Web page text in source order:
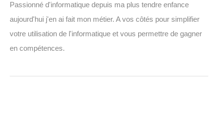
Passionné d'informatique depuis ma plus tendre enfance
aujourd'hui j'en ai fait mon métier. A vos côtés pour simplifier
votre utilisation de l'informatique et vous permettre de gagner
en compétences.